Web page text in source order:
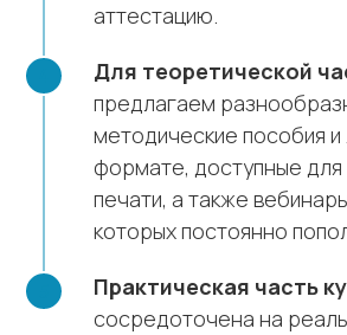
аттестацию.
Для теоретической
предлагаем
методические пособия и
формате, доступные для
печати, а также
которых постоянно
Практическая часть
сосредоточена на